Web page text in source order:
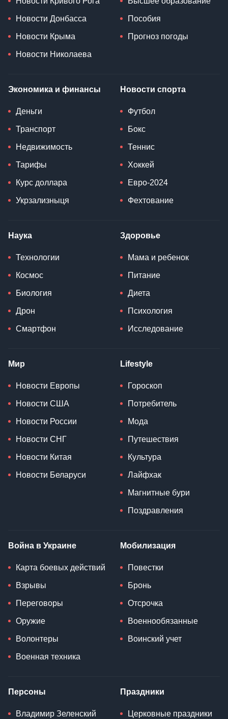
Новости Донбасса
Новости Крыма
Новости Николаева
Пособия
Прогноз погоды
Экономика и финансы
Деньги
Транспорт
Недвижимость
Тарифы
Курс доллара
Укрзализныця
Новости спорта
Футбол
Бокс
Теннис
Хоккей
Евро-2024
Фехтование
Наука
Технологии
Космос
Биология
Дрон
Смартфон
Здоровье
Мама и ребенок
Питание
Диета
Психология
Исследование
Мир
Новости Европы
Новости США
Новости России
Новости СНГ
Новости Китая
Новости Беларуси
Lifestyle
Гороскоп
Потребитель
Мода
Путешествия
Культура
Лайфхак
Магнитные бури
Поздравления
Война в Украине
Карта боевых действий
Взрывы
Переговоры
Оружие
Волонтеры
Военная техника
Мобилизация
Повестки
Бронь
Отсрочка
Военнообязанные
Воинский учет
Персоны
Владимир Зеленский
Праздники
Церковные праздники